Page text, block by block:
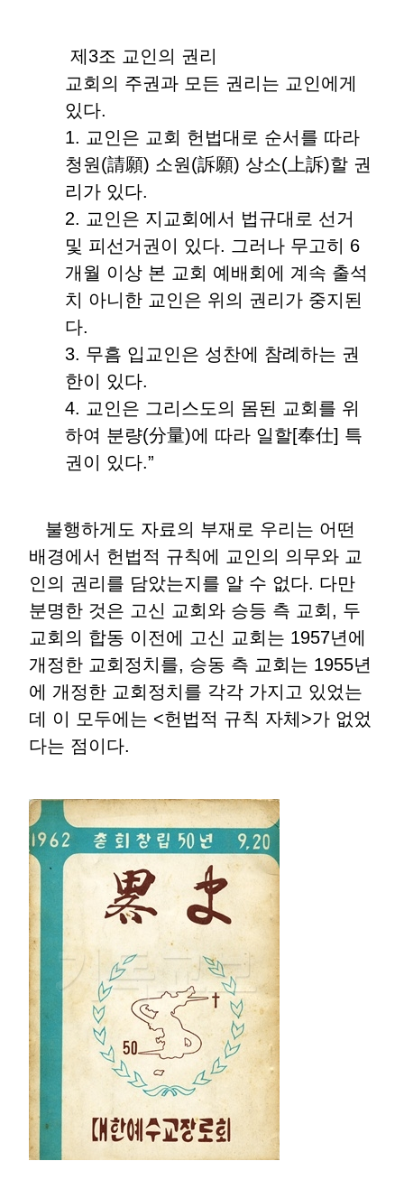
제3조 교인의 권리
교회의 주권과 모든 권리는 교인에게
있다.
1. 교인은 교회 헌법대로 순서를 따라
청원(請願) 소원(訴願) 상소(上訴)할 권
리가 있다.
2. 교인은 지교회에서 법규대로 선거
및 피선거권이 있다. 그러나 무고히 6
개월 이상 본 교회 예배회에 계속 출석
치 아니한 교인은 위의 권리가 중지된
다.
3. 무흠 입교인은 성찬에 참례하는 권
한이 있다.
4. 교인은 그리스도의 몸된 교회를 위
하여 분량(分量)에 따라 일할[奉仕] 특
권이 있다.”
불행하게도 자료의 부재로 우리는 어떤
배경에서 헌법적 규칙에 교인의 의무와 교
인의 권리를 담았는지를 알 수 없다. 다만
분명한 것은 고신 교회와 승등 측 교회, 두
교회의 합동 이전에 고신 교회는 1957년에
개정한 교회정치를, 승동 측 교회는 1955년
에 개정한 교회정치를 각각 가지고 있었는
데 이 모두에는 <헌법적 규칙 자체>가 없었
다는 점이다.